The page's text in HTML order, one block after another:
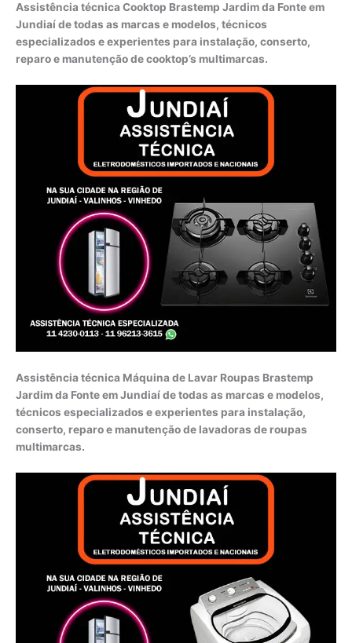
Assistência técnica Cooktop Brastemp Jardim da Fonte em
Jundiaí de todas as marcas e modelos, técnicos
especializados e experientes para instalação, conserto,
reparo e manutenção de cooktop’s multimarcas.
Assistência técnica Máquina de Lavar Roupas Brastemp
Jardim da Fonte em Jundiaí de todas as marcas e modelos,
técnicos especializados e experientes para instalação,
conserto, reparo e manutenção de lavadoras de roupas
multimarcas.